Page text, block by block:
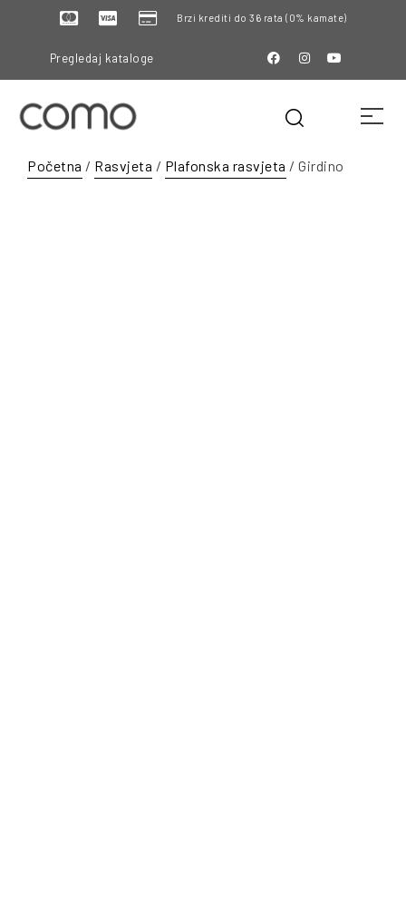
Brzi krediti do 36 rata (0% kamate)
Pregledaj kataloge
Početna / Rasvjeta / Plafonska rasvjeta / Girdino